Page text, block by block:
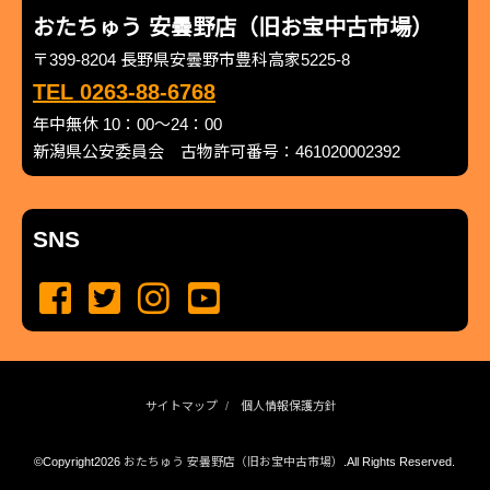
おたちゅう 安曇野店（旧お宝中古市場）
〒399-8204 長野県安曇野市豊科高家5225-8
TEL 0263-88-6768
年中無休 10：00～24：00
新潟県公安委員会 古物許可番号：461020002392
SNS
サイトマップ 個人情報保護方針
©Copyright2026 おたちゅう 安曇野店（旧お宝中古市場） .All Rights Reserved.